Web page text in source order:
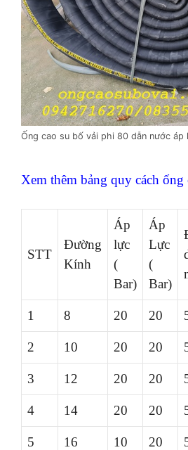
Ống cao su bố vải phi 80 dẫn nước áp
Xem thêm bảng quy cách ống
STT
Đường
Kính
Áp
lực
(
Bar)
Áp
Lực
(
Bar)
1 8 20 20
2 10 20 20
3 12 20 20
4 14 20 20
5 16 10 20